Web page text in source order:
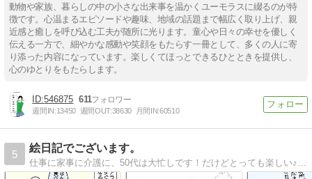
動物や家族、暮らしの中の小さな出来事を温かくユーモラスに綴るのが特
徴です。心温まるエピソードや趣味、地域の話題まで幅広く取り上げ、親
近感と癒しを呼び込む工夫が随所に光ります。童心や日々の幸せを優しく
伝える一方で、細やかな感動や笑顔をもたらす一冊として、多くの人に寄
り添った内容になっています。楽しくてほっとできるひとときを提供し、
心のゆとりをもたらします。
546875 611
週間IN:13450 週間OUT:38630 月間IN:60510
5
絵日記でございます。